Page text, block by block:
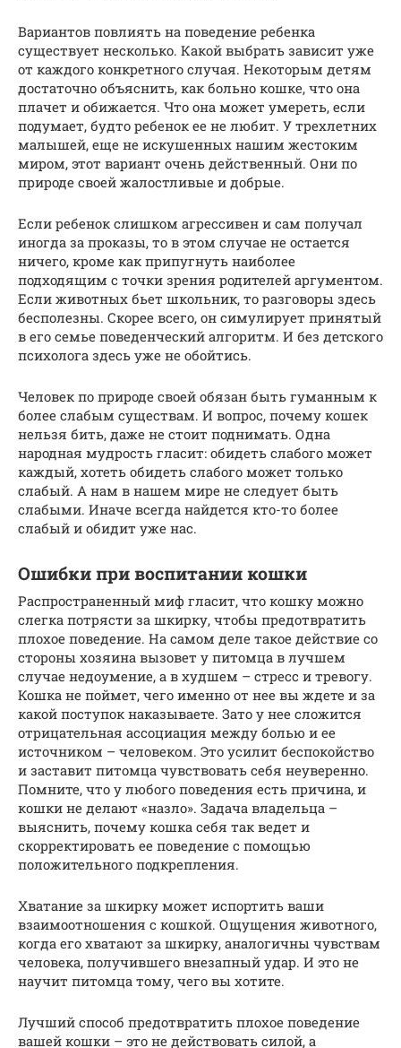
Вариантов повлиять на поведение ребенка
существует несколько. Какой выбрать зависит уже
от каждого конкретного случая. Некоторым детям
достаточно объяснить, как больно кошке, что она
плачет и обижается. Что она может умереть, если
подумает, будто ребенок ее не любит. У трехлетних
малышей, еще не искушенных нашим жестоким
миром, этот вариант очень действенный. Они по
природе своей жалостливые и добрые.
Если ребенок слишком агрессивен и сам получал
иногда за проказы, то в этом случае не остается
ничего, кроме как припугнуть наиболее
подходящим с точки зрения родителей аргументом.
Если животных бьет школьник, то разговоры здесь
бесполезны. Скорее всего, он симулирует принятый
в его семье поведенческий алгоритм. И без детского
психолога здесь уже не обойтись.
Человек по природе своей обязан быть гуманным к
более слабым существам. И вопрос, почему кошек
нельзя бить, даже не стоит поднимать. Одна
народная мудрость гласит: обидеть слабого может
каждый, хотеть обидеть слабого может только
слабый. А нам в нашем мире не следует быть
слабыми. Иначе всегда найдется кто-то более
слабый и обидит уже нас.
Ошибки при воспитании кошки
Распространенный миф гласит, что кошку можно
слегка потрясти за шкирку, чтобы предотвратить
плохое поведение. На самом деле такое действие со
стороны хозяина вызовет у питомца в лучшем
случае недоумение, а в худшем – стресс и тревогу.
Кошка не поймет, чего именно от нее вы ждете и за
какой поступок наказываете. Зато у нее сложится
отрицательная ассоциация между болью и ее
источником – человеком. Это усилит беспокойство
и заставит питомца чувствовать себя неуверенно.
Помните, что у любого поведения есть причина, и
кошки не делают «назло». Задача владельца –
выяснить, почему кошка себя так ведет и
скорректировать ее поведение с помощью
положительного подкрепления.
Хватание за шкирку может испортить ваши
взаимоотношения с кошкой. Ощущения животного,
когда его хватают за шкирку, аналогичны чувствам
человека, получившего внезапный удар. И это не
научит питомца тому, чего вы хотите.
Лучший способ предотвратить плохое поведение
вашей кошки – это не действовать силой, а